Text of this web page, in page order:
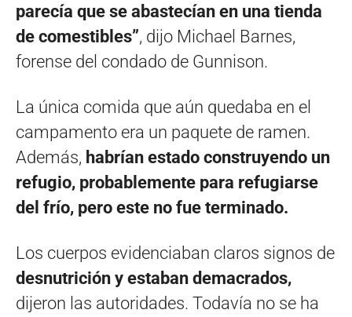
parecía que se abastecían en una tienda
de comestibles”, dijo Michael Barnes,
forense del condado de Gunnison.
La única comida que aún quedaba en el
campamento era un paquete de ramen.
Además, habrían estado construyendo un
refugio, probablemente para refugiarse
del frío, pero este no fue terminado.
Los cuerpos evidenciaban claros signos de
desnutrición y estaban demacrados,
dijeron las autoridades. Todavía no se ha